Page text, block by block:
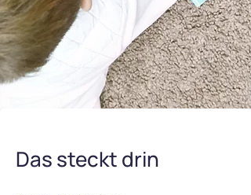
Das steckt drin